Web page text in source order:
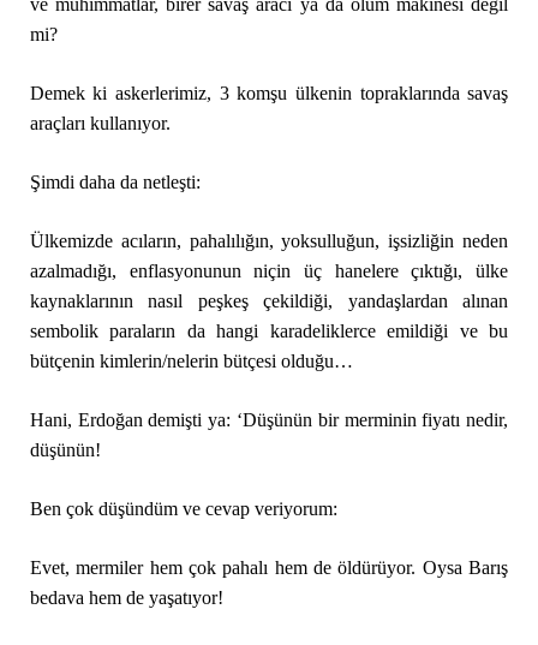
ve mühimmatlar, birer savaş aracı ya da ölüm makinesi değil
mi?
Demek ki askerlerimiz, 3 komşu ülkenin topraklarında savaş
araçları kullanıyor.
Şimdi daha da netleşti:
Ülkemizde acıların, pahalılığın, yoksulluğun, işsizliğin neden
azalmadığı, enflasyonunun niçin üç hanelere çıktığı, ülke
kaynaklarının nasıl peşkeş çekildiği, yandaşlardan alınan
sembolik paraların da hangi karadeliklerce emildiği ve bu
bütçenin kimlerin/nelerin bütçesi olduğu…
Hani, Erdoğan demişti ya: ‘Düşünün bir merminin fiyatı nedir,
düşünün!
Ben çok düşündüm ve cevap veriyorum:
Evet, mermiler hem çok pahalı hem de öldürüyor. Oysa Barış
bedava hem de yaşatıyor!